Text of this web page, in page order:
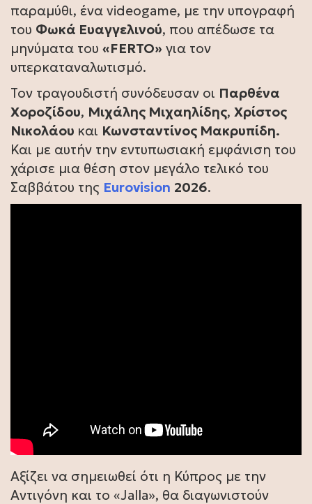
παραμύθι, ένα videogame, με την υπογραφή
του Φωκά Ευαγγελινού, που απέδωσε τα
μηνύματα του «FERTO» για τον
υπερκαταναλωτισμό.
Τον τραγουδιστή συνόδευσαν οι Παρθένα
Χοροζίδου, Μιχάλης Μιχαηλίδης, Χρίστος
Νικολάου και Κωνσταντίνος Μακρυπίδη.
Και με αυτήν την εντυπωσιακή εμφάνιση του
χάρισε μια θέση στον μεγάλο τελικό του
Σαββάτου της Eurovision 2026.
Αξίζει να σημειωθεί ότι η Κύπρος με την
Αντιγόνη και το «Jalla», θα διαγωνιστούν